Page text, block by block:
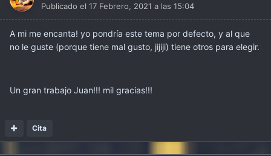
Publicado el 17 Febrero, 2021 a las 15:04
A mi me encanta! yo pondría este tema por defecto, y al que
no le guste (porque tiene mal gusto, jijiji) tiene otros para elegir.
Un gran trabajo Juan!!! mil gracias!!!
Cita